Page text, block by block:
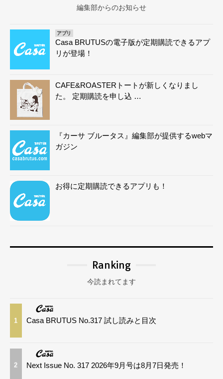
編集部からのお知らせ
アプリ
Casa BRUTUSの電子版が定期購読できるアプ
リが登場！
CAFE&ROASTERトートが新しくなりまし
た。 定期購読を申し込 …
『カーサ ブルータス』編集部が提供するwebマ
ガジン
お得に定期購読できるアプリも！
Ranking
今読まれてます
1 Casa BRUTUS No.317 試し読みと目次
2 Next Issue No. 317 2026年9月号は8月7日発売！